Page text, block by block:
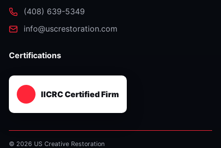
⁦(408) 639-5349⁩
info@uscrestoration.com
Certifications
IICRC Certified Firm
© 2026 US Creative Restoration